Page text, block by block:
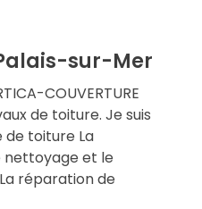
sur-Mer
COUVERTURE
de toiture. Je suis
de toiture La
nettoyage et le
réparation de